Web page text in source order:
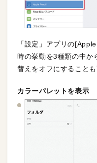
「設定」アプリの
時の挙動を3種類の中か
替えをオフにすることも
カラーパレットを表示